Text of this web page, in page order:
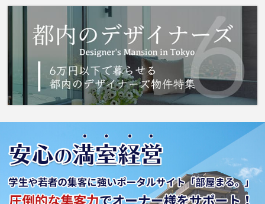
い合わせを受け付けております。お客様のニー
ずはお気軽にご連絡下さい。